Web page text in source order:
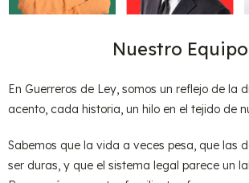
Nuestro Equipo
En Guerreros de Ley, somos un reflejo de la
acento, cada historia, un hilo en el tejido de
Sabemos que la vida a veces pesa, que las
ser duras, y que el sistema legal parece un